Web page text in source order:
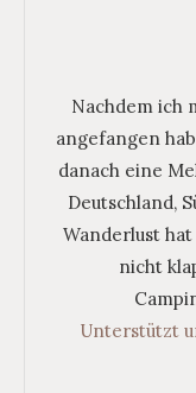
Nachdem ich
angefangen
danach eine
Deutschland,
Wanderlust
nicht
Unterstützt